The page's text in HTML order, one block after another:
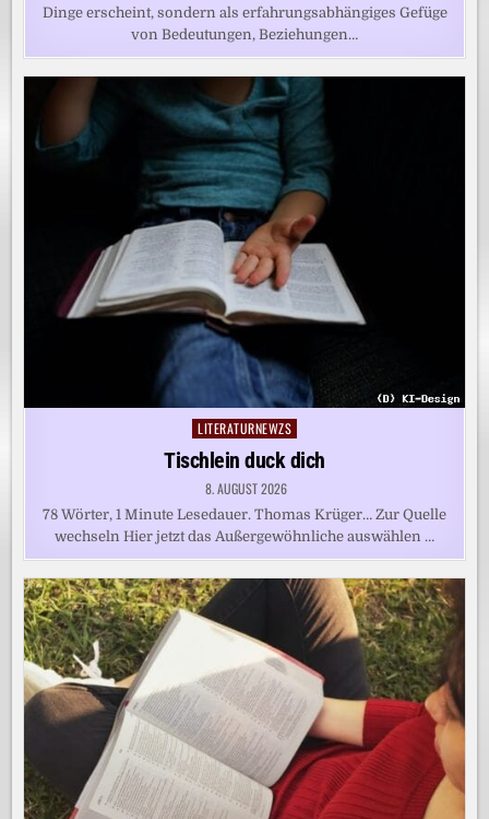
Dinge erscheint, sondern als erfahrungsabhängiges Gefüge
von Bedeutungen, Beziehungen…
Posted
in
LITERATURNEWZS
Tischlein duck dich
8. AUGUST 2026
78 Wörter, 1 Minute Lesedauer. Thomas Krüger… Zur Quelle
wechseln Hier jetzt das Außergewöhnliche auswählen …